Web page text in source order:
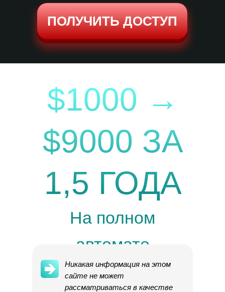
ПОЛУЧИТЬ ДОСТУП
$1000 →
$9000 ЗА
1,5 ГОДА
На полном
автомате
Никакая информация на этом
сайте не может
рассматриваться в качестве